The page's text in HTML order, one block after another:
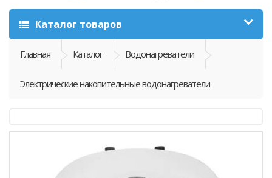
Каталог товаров
Главная Каталог Водонагреватели
Электрические накопительные водонагреватели